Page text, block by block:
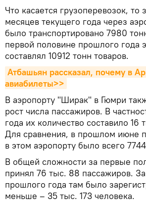
Что касается грузоперевозок,
месяцев текущего года через
было транспортировано 7980
первой половине прошлого года
составлял 10912 тонн товаров.
Атбашьян рассказал, почему в
авиабилеты>>
В аэропорту "Ширак" в Гюмри
рост числа пассажиров. В
года их количество составило 16
Для сравнения, в прошлом июне
в этом аэропорту было всего
В общей сложности за первые
принял 76 тыс. 88 пассажиров.
прошлого года там было
меньше – 35 тыс. 173 человека.